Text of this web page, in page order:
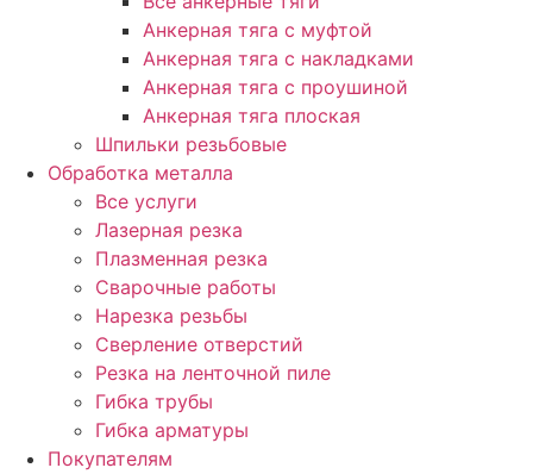
Анкерная тяга с муфтой
Анкерная тяга с накладками
Анкерная тяга с проушиной
Анкерная тяга плоская
Шпильки резьбовые
Обработка металла
Все услуги
Лазерная резка
Плазменная резка
Сварочные работы
Нарезка резьбы
Сверление отверстий
Резка на ленточной пиле
Гибка трубы
Гибка арматуры
Покупателям